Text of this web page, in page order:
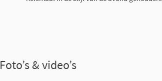
Foto’s & video’s